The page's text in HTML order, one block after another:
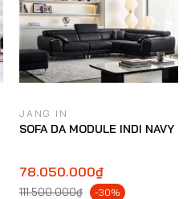
JANG IN
SOFA DA MODULE INDI NAVY
78.050.000₫
111.500.000₫ -30%